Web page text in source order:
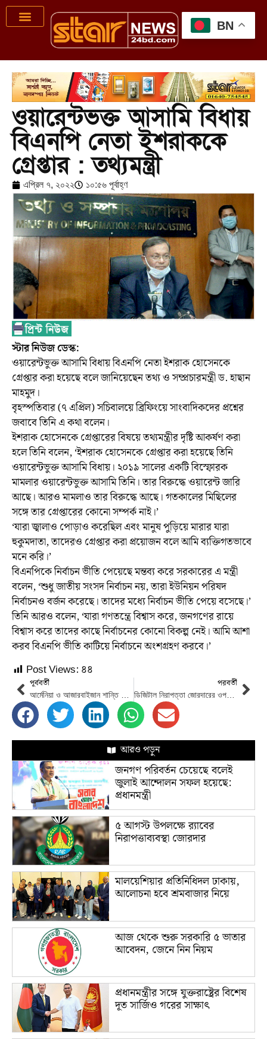
ওয়ারেন্টভক্ত আসামি বিধায়
বিএনপি নেতা ইশরাককে
গ্রেপ্তার : তথ্যমন্ত্রী
এপ্রিল ৭, ২০২২ ১০:৫৬ পূর্বাহ্ণ
স্টার নিউজ ডেস্ক:
ওয়ারেন্টভুক্ত আসামি বিধায় বিএনপি নেতা ইশরাক হোসেনকে
গ্রেপ্তার করা হয়েছে বলে জানিয়েছেন তথ্য ও সম্প্রচারমন্ত্রী ড. হাছান
মাহমুদ।
বৃহস্পতিবার (৭ এপ্রিল) সচিবালয়ে ব্রিফিংয়ে সাংবাদিকদের প্রশ্নের
জবাবে তিনি এ কথা বলেন।
ইশরাক হোসেনকে গ্রেপ্তারের বিষয়ে তথ্যমন্ত্রীর দৃষ্টি আকর্ষণ করা
হলে তিনি বলেন, ‘ইশরাক হোসেনকে গ্রেপ্তার করা হয়েছে তিনি
ওয়ারেন্টভুক্ত আসামি বিধায়। ২০১৯ সালের একটি বিস্ফোরক
মামলার ওয়ারেন্টভুক্ত আসামি তিনি। তার বিরুদ্ধে ওয়ারেন্ট জারি
আছে। আরও মামলাও তার বিরুদ্ধে আছে। গতকালের মিছিলের
সঙ্গে তার গ্রেপ্তারের কোনো সম্পর্ক নাই।’
‘যারা জ্বালাও পোড়াও করেছিল এবং মানুষ পুড়িয়ে মারার যারা
হুকুমদাতা, তাদেরও গ্রেপ্তার করা প্রয়োজন বলে আমি ব্যক্তিগতভাবে
মনে করি।’
বিএনপিকে নির্বাচন ভীতি পেয়েছে মন্তব্য করে সরকারের এ মন্ত্রী
বলেন, ‘শুধু জাতীয় সংসদ নির্বাচন নয়, তারা ইউনিয়ন পরিষদ
নির্বাচনও বর্জন করেছে। তাদের মধ্যে নির্বাচন ভীতি পেয়ে বসেছে।’
তিনি আরও বলেন, ‘যারা গণতন্ত্রে বিশ্বাস করে, জনগণের রায়ে
বিশ্বাস করে তাদের কাছে নির্বাচনের কোনো বিকল্প নেই। আমি আশা
করব বিএনপি ভীতি কাটিয়ে নির্বাচনে অংশগ্রহণ করবে।’
Post Views: ৪৪
পূর্ববর্তী পরবর্তী
ডিজিটাল নিরাপত্তা জোরদারের ওপর গুরুত্বারোপ প্রধানমন্ত্রীর
আরও পড়ুন
জনগণ পরিবর্তন চেয়েছে বলেই
জুলাই আন্দোলন সফল হয়েছে:
প্রধানমন্ত্রী
৫ আগস্ট উপলক্ষে র‌্যাবের
নিরাপত্তাব্যবস্থা জোরদার
মালয়েশিয়ার প্রতিনিধিদল ঢাকায়,
আলোচনা হবে শ্রমবাজার নিয়ে
আজ থেকে শুরু সরকারি ৫ ভাতার
আবেদন, জেনে নিন নিয়ম
প্রধানমন্ত্রীর সঙ্গে যুক্তরাষ্ট্রের বিশেষ
দূত সার্জিও গরের সাক্ষাৎ
BN